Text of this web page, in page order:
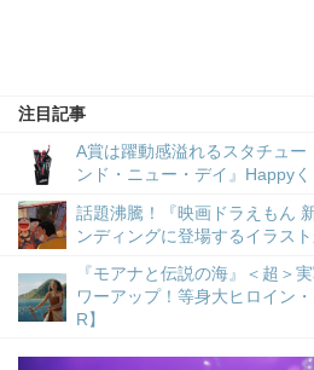
注目記事
A賞は躍動感溢れるスタチュー
ンド・ニュー・デイ』Happy
話題沸騰！『映画ドラえもん
ンディングに登場するイラス
『モアナと伝説の海』＜超＞
ワーアップ！等身大ヒロイン
R】